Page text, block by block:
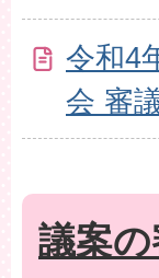
令和4
会 審
議案